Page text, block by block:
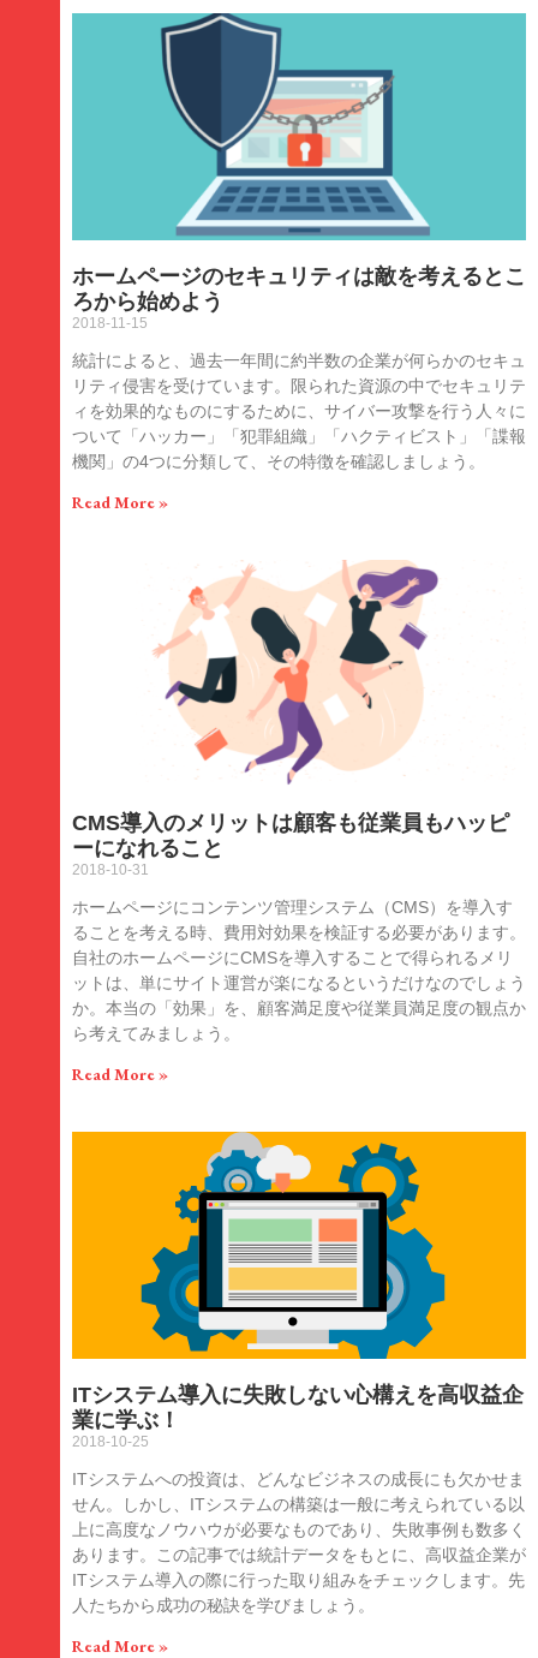
ホームページのセキュリティは敵を考えるとこ
ろから始めよう
2018-11-15
統計によると、過去一年間に約半数の企業が何らかのセキュ
リティ侵害を受けています。限られた資源の中でセキュリテ
ィを効果的なものにするために、サイバー攻撃を行う人々に
ついて「ハッカー」「犯罪組織」「ハクティビスト」「諜報
機関」の4つに分類して、その特徴を確認しましょう。
Read More »
CMS導入のメリットは顧客も従業員もハッピ
ーになれること
2018-10-31
ホームページにコンテンツ管理システム（CMS）を導入す
ることを考える時、費用対効果を検証する必要があります。
自社のホームページにCMSを導入することで得られるメリ
ットは、単にサイト運営が楽になるというだけなのでしょう
か。本当の「効果」を、顧客満足度や従業員満足度の観点か
ら考えてみましょう。
Read More »
ITシステム導入に失敗しない心構えを高収益企
業に学ぶ！
2018-10-25
ITシステムへの投資は、どんなビジネスの成長にも欠かせま
せん。しかし、ITシステムの構築は一般に考えられている以
上に高度なノウハウが必要なものであり、失敗事例も数多く
あります。この記事では統計データをもとに、高収益企業が
ITシステム導入の際に行った取り組みをチェックします。先
人たちから成功の秘訣を学びましょう。
Read More »